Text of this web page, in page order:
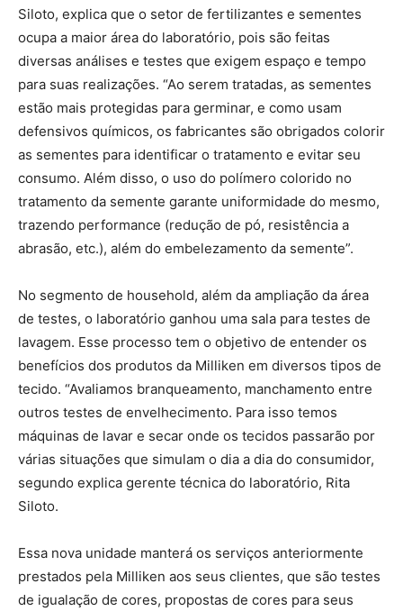
Siloto, explica que o setor de fertilizantes e sementes
ocupa a maior área do laboratório, pois são feitas
diversas análises e testes que exigem espaço e tempo
para suas realizações. “Ao serem tratadas, as sementes
estão mais protegidas para germinar, e como usam
defensivos químicos, os fabricantes são obrigados colorir
as sementes para identificar o tratamento e evitar seu
consumo. Além disso, o uso do polímero colorido no
tratamento da semente garante uniformidade do mesmo,
trazendo performance (redução de pó, resistência a
abrasão, etc.), além do embelezamento da semente”.
No segmento de household, além da ampliação da área
de testes, o laboratório ganhou uma sala para testes de
lavagem. Esse processo tem o objetivo de entender os
benefícios dos produtos da Milliken em diversos tipos de
tecido. “Avaliamos branqueamento, manchamento entre
outros testes de envelhecimento. Para isso temos
máquinas de lavar e secar onde os tecidos passarão por
várias situações que simulam o dia a dia do consumidor,
segundo explica gerente técnica do laboratório, Rita
Siloto.
Essa nova unidade manterá os serviços anteriormente
prestados pela Milliken aos seus clientes, que são testes
de igualação de cores, propostas de cores para seus